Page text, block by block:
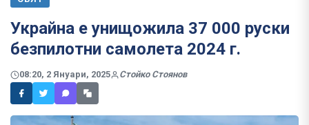
Украйна е унищожила 37 000 руски
безпилотни самолета 2024 г.
08:20, 2 Януари, 2025 Стойко Стоянов